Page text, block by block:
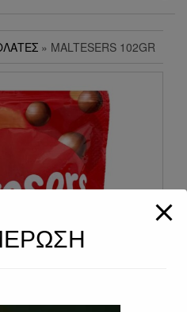
» MALTESERS 102GR